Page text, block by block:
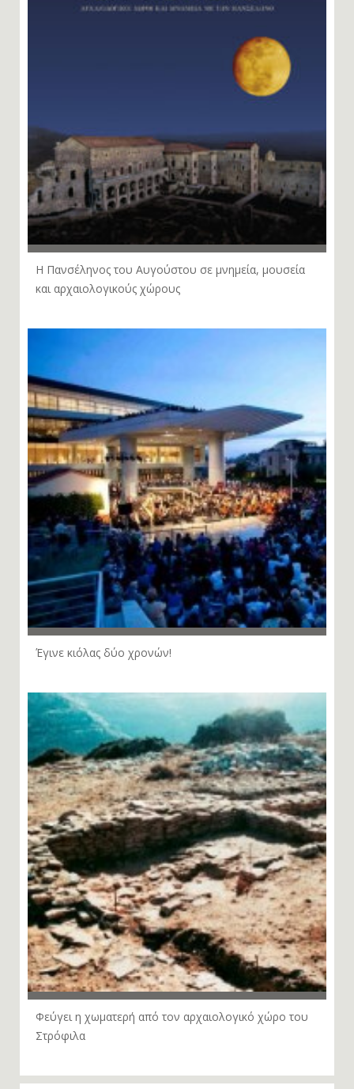
Η Πανσέληνος του Αυγούστου σε μνημεία, μουσεία
και αρχαιολογικούς χώρους
Έγινε κιόλας δύο χρονών!
Φεύγει η χωματερή από τον αρχαιολογικό χώρο του
Στρόφιλα